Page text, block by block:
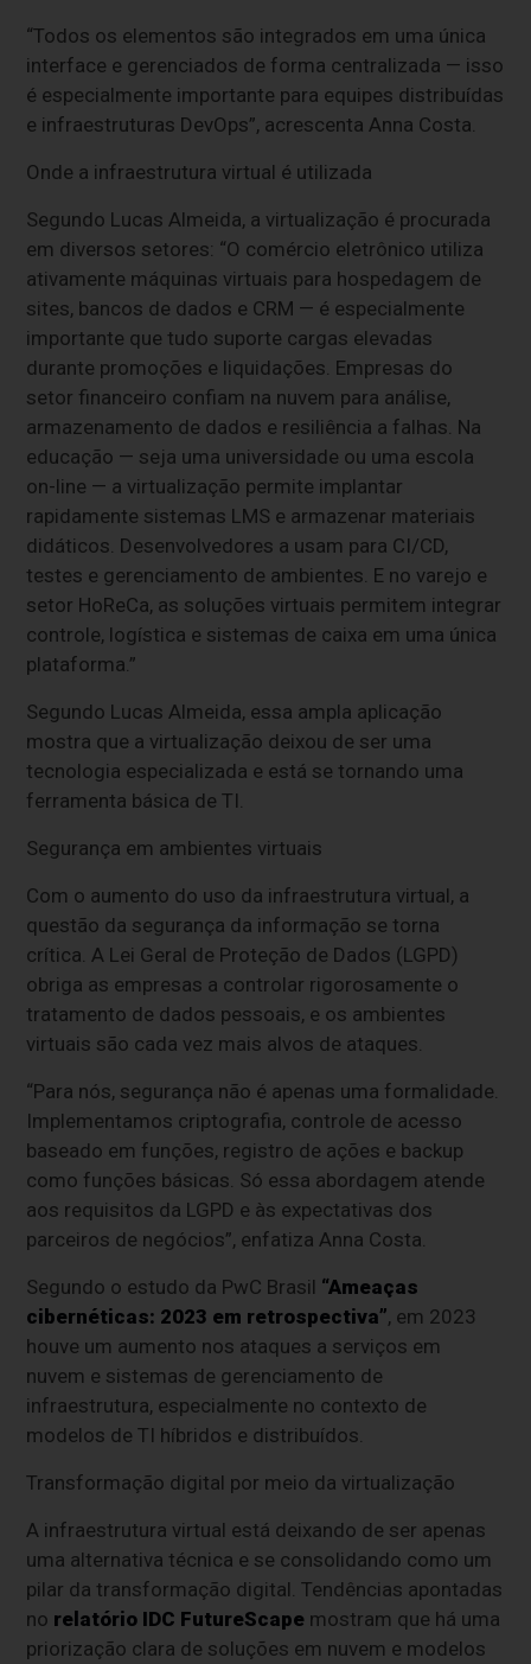
“Todos os elementos são integrados em uma única
interface e gerenciados de forma centralizada — isso
é especialmente importante para equipes distribuídas
e infraestruturas DevOps”, acrescenta Anna Costa.
Onde a infraestrutura virtual é utilizada
Segundo Lucas Almeida, a virtualização é procurada
em diversos setores: “O comércio eletrônico utiliza
ativamente máquinas virtuais para hospedagem de
sites, bancos de dados e CRM — é especialmente
importante que tudo suporte cargas elevadas
durante promoções e liquidações. Empresas do
setor financeiro confiam na nuvem para análise,
armazenamento de dados e resiliência a falhas. Na
educação — seja uma universidade ou uma escola
on-line — a virtualização permite implantar
rapidamente sistemas LMS e armazenar materiais
didáticos. Desenvolvedores a usam para CI/CD,
testes e gerenciamento de ambientes. E no varejo e
setor HoReCa, as soluções virtuais permitem integrar
controle, logística e sistemas de caixa em uma única
plataforma.”
Segundo Lucas Almeida, essa ampla aplicação
mostra que a virtualização deixou de ser uma
tecnologia especializada e está se tornando uma
ferramenta básica de TI.
Segurança em ambientes virtuais
Com o aumento do uso da infraestrutura virtual, a
questão da segurança da informação se torna
crítica. A Lei Geral de Proteção de Dados (LGPD)
obriga as empresas a controlar rigorosamente o
tratamento de dados pessoais, e os ambientes
virtuais são cada vez mais alvos de ataques.
“Para nós, segurança não é apenas uma formalidade.
Implementamos criptografia, controle de acesso
baseado em funções, registro de ações e backup
como funções básicas. Só essa abordagem atende
aos requisitos da LGPD e às expectativas dos
parceiros de negócios”, enfatiza Anna Costa.
Segundo o estudo da PwC Brasil “Ameaças
cibernéticas: 2023 em retrospectiva”, em 2023
houve um aumento nos ataques a serviços em
nuvem e sistemas de gerenciamento de
infraestrutura, especialmente no contexto de
modelos de TI híbridos e distribuídos.
Transformação digital por meio da virtualização
A infraestrutura virtual está deixando de ser apenas
uma alternativa técnica e se consolidando como um
pilar da transformação digital. Tendências apontadas
no relatório IDC FutureScape mostram que há uma
priorização clara de soluções em nuvem e modelos